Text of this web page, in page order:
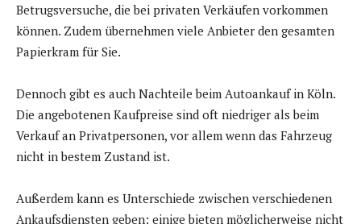
Betrugsversuche, die bei privaten Verkäufen vorkommen
können. Zudem übernehmen viele Anbieter den gesamten
Papierkram für Sie.
Dennoch gibt es auch Nachteile beim Autoankauf in Köln.
Die angebotenen Kaufpreise sind oft niedriger als beim
Verkauf an Privatpersonen, vor allem wenn das Fahrzeug
nicht in bestem Zustand ist.
Außerdem kann es Unterschiede zwischen verschiedenen
Ankaufsdiensten geben; einige bieten möglicherweise nicht